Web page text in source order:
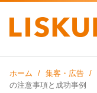
ホーム 集客・広告
の注意事項と成功事例